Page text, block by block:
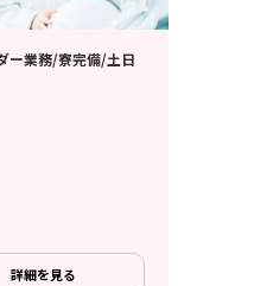
ー業務/寮完備/土日
詳細を見る